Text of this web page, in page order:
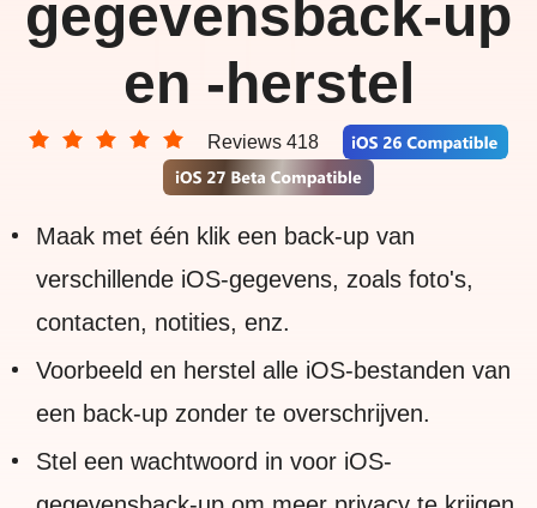
gegevensback-up
en -herstel
Reviews 418
Maak met één klik een back-up van
verschillende iOS-gegevens, zoals foto's,
contacten, notities, enz.
Voorbeeld en herstel alle iOS-bestanden van
een back-up zonder te overschrijven.
Stel een wachtwoord in voor iOS-